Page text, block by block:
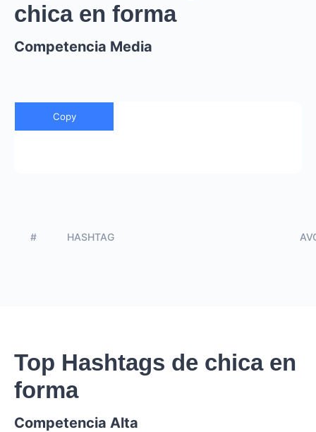
chica en forma
Competencia Media
Copy
# HASHTAG
Top Hashtags de chica en
forma
Competencia Alta